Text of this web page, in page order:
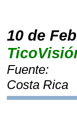
10 de
Fuente:
Costa Rica